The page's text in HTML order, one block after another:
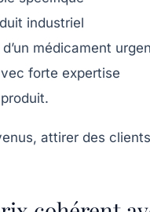
industriel
médicament
forte expertise